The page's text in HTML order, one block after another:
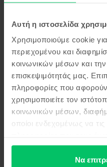
Αυτή η ιστοσελίδα
Χρησιμοποιούμε cookie
περιεχομένου και
κοινωνικών μέσων και
επισκεψιμότητάς μας.
πληροφορίες που
χρησιμοποιείτε τον
κοινωνικών μέσων,
οποίοι ενδεχομένως να
έχουν συλλέξει σε σχέση
των υπηρεσιών τους.
Να